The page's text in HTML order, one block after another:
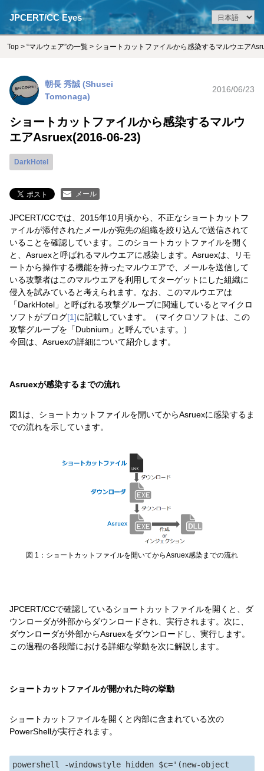
JPCERT/CC Eyes
Top > “マルウェア”の一覧 > ショートカットファイルから感染するマルウエア
朝長 秀誠 (Shusei
Tomonaga)
2016/06/23
ショートカットファイルから感染するマルウ
エアAsruex(2016-06-23)
DarkHotel
メール
JPCERT/CCでは、2015年10月頃から、不正なショートカットフ
ァイルが添付されたメールが宛先の組織を絞り込んで送信されて
いることを確認しています。このショートカットファイルを開く
と、Asruexと呼ばれるマルウエアに感染します。Asruexは、リモ
ートから操作する機能を持ったマルウエアで、メールを送信して
いる攻撃者はこのマルウエアを利用してターゲットにした組織に
侵入を試みていると考えられます。なお、このマルウエアは
「DarkHotel」と呼ばれる攻撃グループに関連しているとマイクロ
ソフトがブログ[1]に記載しています。（マイクロソフトは、この
攻撃グループを「Dubnium」と呼んでいます。）
今回は、Asruexの詳細について紹介します。
Asruexが感染するまでの流れ
図1は、ショートカットファイルを開いてからAsruexに感染するま
での流れを示しています。
図 1：ショートカットファイルを開いてからAsruex感染までの流れ
JPCERT/CCで確認しているショートカットファイルを開くと、ダ
ウンローダが外部からダウンロードされ、実行されます。次に、
ダウンローダが外部からAsruexをダウンロードし、実行します。
この過程の各段階における詳細な挙動を次に解説します。
ショートカットファイルが開かれた時の挙動
ショートカットファイルを開くと内部に含まれている次の
PowerShellが実行されます。
powershell -windowstyle hidden $c='(new-object